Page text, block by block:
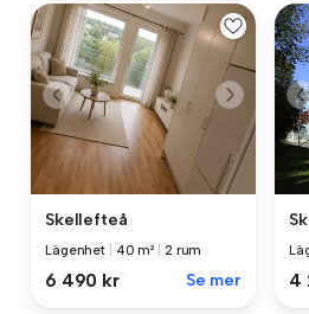
Skellefteå
Lägenhet 40 m² 2 rum
6 490 kr Se mer 4